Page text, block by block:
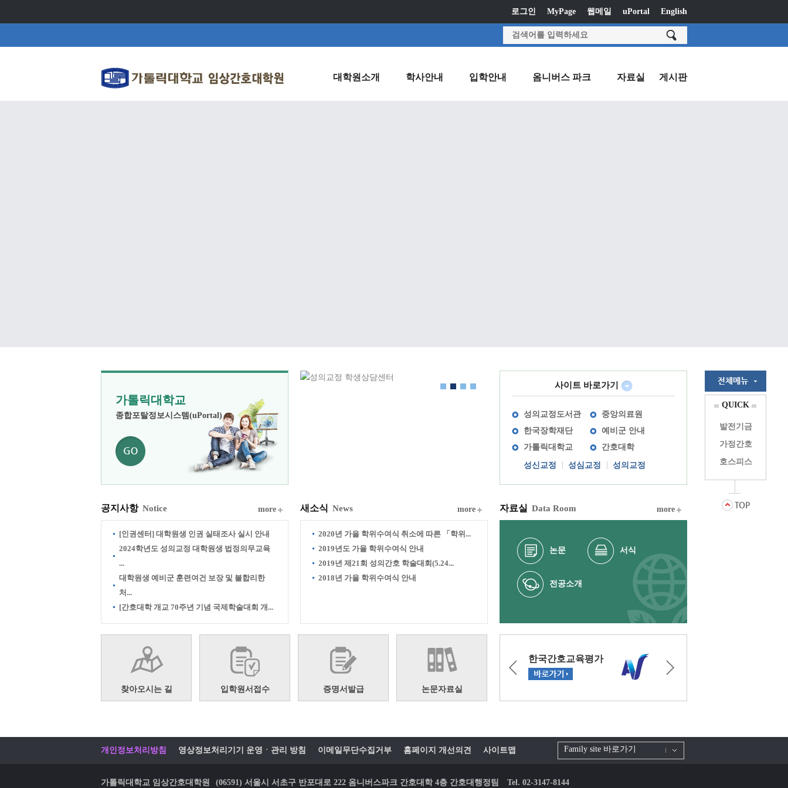
로그인 MyPage 웹메일 uPortal English
대학원소개 학사안내 입학안내 옴니버스 파크 자료실 게시판
가톨릭대학교
종합포탈정보시스템(uPortal)
사이트 바로가기
성의교정도서관
한국장학재단
가톨릭대학교
중앙의료원
예비군 안내
간호대학
성신교정 성심교정 성의교정
공지사항 Notice
[인권센터] 대학원생 인권 실태조사 실시 안내
2024학년도 성의교정 대학원생 법정의무교육
...
대학원생 예비군 훈련여건 보장 및 불합리한
처...
[간호대학 개교 70주년 기념 국제학술대회 개...
more 새소식 News
2020년 가을 학위수여식 취소에 따른 「학위...
2019년도 가을 학위수여식 안내
2019년 제21회 성의간호 학술대회(5.24...
2018년 가을 학위수여식 안내
more 자료실 Data Room
논문 서식
전공소개
more
찾아오시는 길 입학원서접수 증명서발급 논문자료실
개인정보처리방침 영상정보처리기기 운영ㆍ관리 방침 이메일무단수집거부 홈페이지 개선의견 사이트맵 Family site 바로가기
가톨릭대학교 임상간호대학원 (06591) 서울시 서초구 반포대로 222 옴니버스파크 간호대학 4층 간호대행정팀 Tel. 02-3147-8144
QUICK
발전기금
가정간호
호스피스